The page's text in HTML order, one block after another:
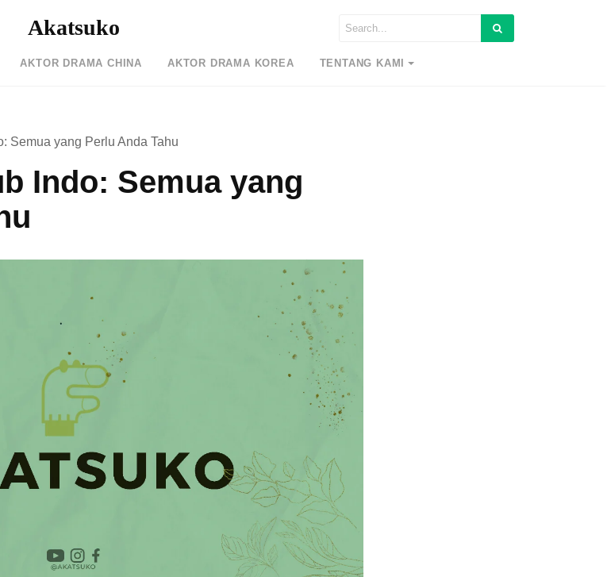
Akatsuko
AKTOR DRAMA CHINA AKTOR DRAMA KOREA TENTANG KAMI
Semua yang Perlu Anda Tahu
Indo: Semua yang